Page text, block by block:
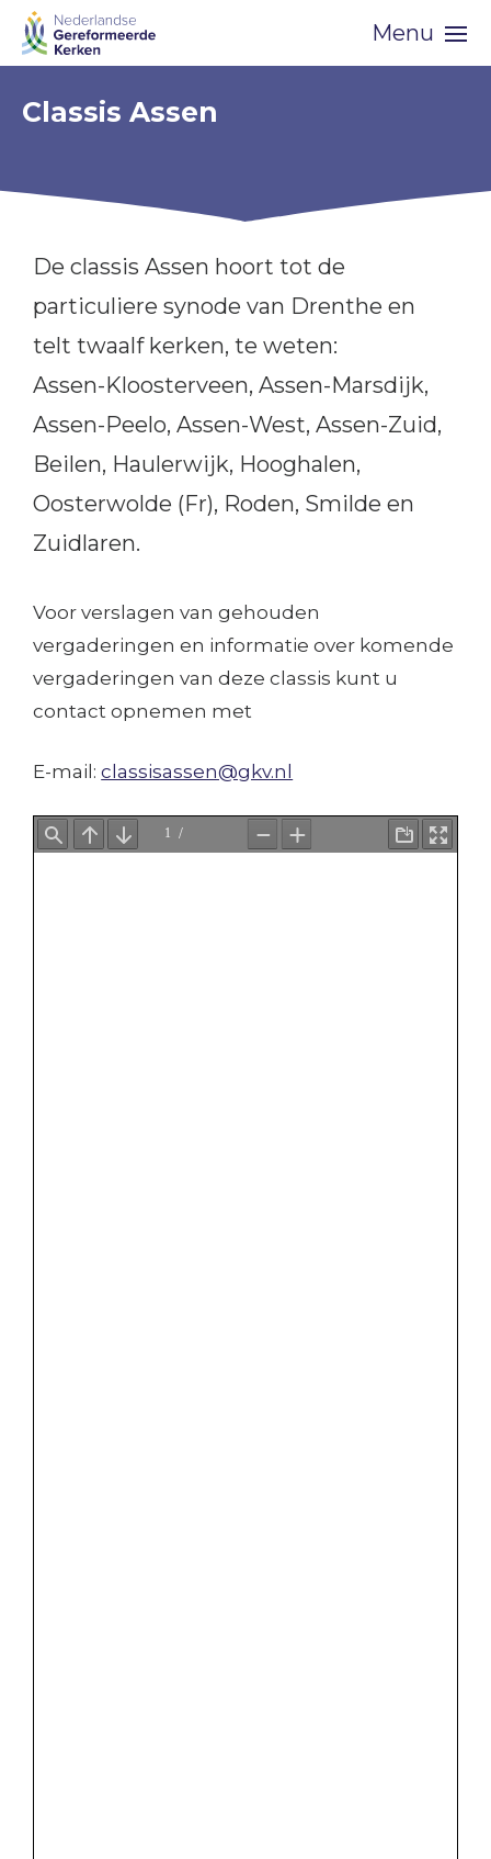
Skip
navigation
Menu
Classis Assen
De classis Assen hoort tot de
particuliere synode van Drenthe en
telt twaalf kerken, te weten:
Assen-Kloosterveen, Assen-Marsdijk,
Assen-Peelo, Assen-West, Assen-Zuid,
Beilen, Haulerwijk, Hooghalen,
Oosterwolde (Fr), Roden, Smilde en
Zuidlaren.
Voor verslagen van gehouden
vergaderingen en informatie over komende
vergaderingen van deze classis kunt u
contact opnemen met
E-mail:classisassen@gkv.nl